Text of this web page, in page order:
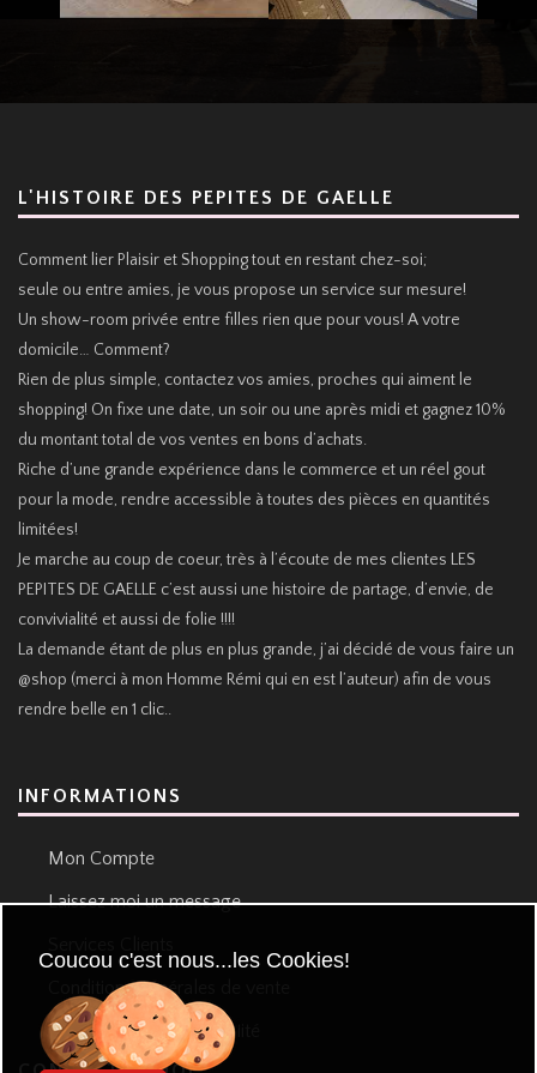
L'HISTOIRE DES PEPITES DE GAELLE
Comment lier Plaisir et Shopping tout en restant chez-soi;
seule ou entre amies, je vous propose un service sur mesure!
Un show-room privée entre filles rien que pour vous! A votre
domicile… Comment?
Rien de plus simple, contactez vos amies, proches qui aiment le
shopping! On fixe une date, un soir ou une après midi et gagnez 10%
du montant total de vos ventes en bons d’achats.
Riche d’une grande expérience dans le commerce et un réel gout
pour la mode, rendre accessible à toutes des pièces en quantités
limitées!
Je marche au coup de coeur, très à l’écoute de mes clientes LES
PEPITES DE GAELLE c’est aussi une histoire de partage, d’envie, de
convivialité et aussi de folie !!!!
La demande étant de plus en plus grande, j’ai décidé de vous faire un
@shop (merci à mon Homme Rémi qui en est l’auteur) afin de vous
rendre belle en 1 clic..
INFORMATIONS
Mon Compte
Laissez moi un message
Conditions générales de vente
Politique de confidentialité
Coucou c'est nous...les Cookies!